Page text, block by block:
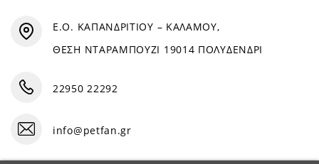
Ε.Ο. ΚΑΠΑΝΔΡΙΤΙΟΥ – ΚΑΛΑΜΟΥ,
ΘΕΣΗ ΝΤΑΡΑΜΠΟΥΖΙ 19014 ΠΟΛΥΔΕΝΔΡΙ
22950 22292
info@petfan.gr